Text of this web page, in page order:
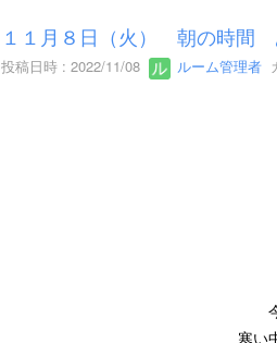
１１月８日（火） 朝の時間
投稿日時 : 2022/11/08 ルーム管理者
寒い